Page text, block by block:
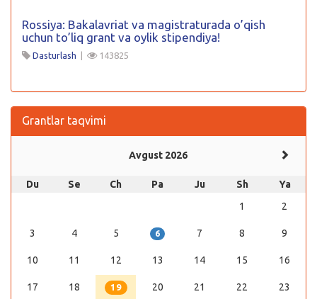
Rossiya: Bakalavriat va magistraturada o’qish
uchun to’liq grant va oylik stipendiya!
Dasturlash | 143825
Grantlar taqvimi
Avgust 2026
Du Se Ch Pa Ju Sh
Ya
1
2
3 4 5 6 7 8 9
10 11 12 13 14 15 16
17 18 19 20 21 22 23